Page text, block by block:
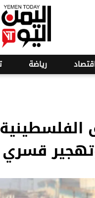
اقتصاد رياضة
قسري